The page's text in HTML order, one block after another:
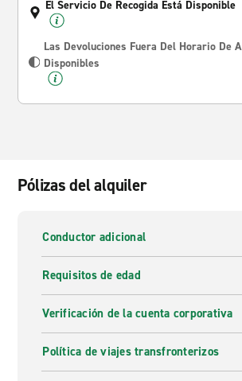
El Servicio De Recogida Está Disponible
Las Devoluciones Fuera Del Horario De
Disponibles
Pólizas del alquiler
Conductor adicional
Requisitos de edad
Verificación de la cuenta corporativa
Política de viajes transfronterizos